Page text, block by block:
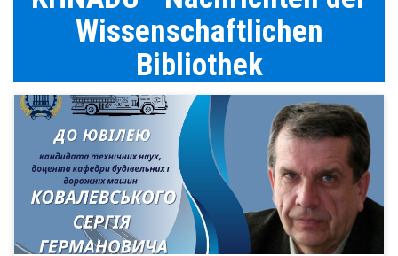
Wissenschaftlichen
Bibliothek